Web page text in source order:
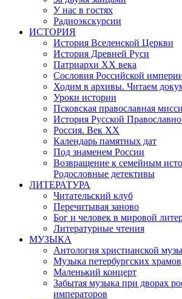
У нас в гостях
Радиоэкскурсии
ИСТОРИЯ
История Вселенской Церкви
История Древней Руси
Патриархи XX века
Сословия Российской
Ходим в архивы. Читаем
Уроки истории
Псковская православная
История Русской
Россия. Век ХХ
Календарь памятных дат
Под знаменем России
Возвращение к семейным
Родословные детективы
ЛИТЕРАТУРА
Читательский клуб
Перечитывая заново
Бог и человек в мировой
Литературные чтения
МУЗЫКА
Антология христианской
Музыка петербургских храмов
Маленький концерт
Забытая музыка при дворах
императоров